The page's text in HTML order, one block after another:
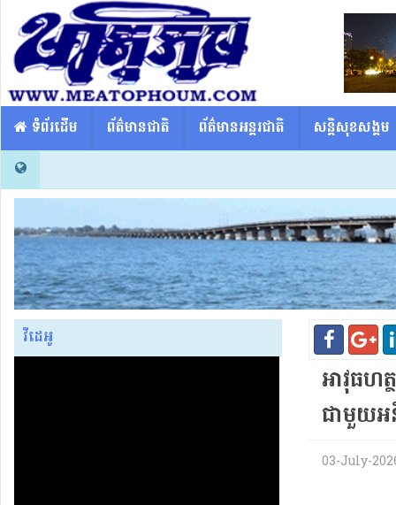
​​ ទំព័រដើម ព័ត៌មានជាតិ ព័ត៌មានអន្តរជាតិ សន្តិសុខសង្គម
វីដេអូ
អាវុធហ
ជាមួយ​
03-July-